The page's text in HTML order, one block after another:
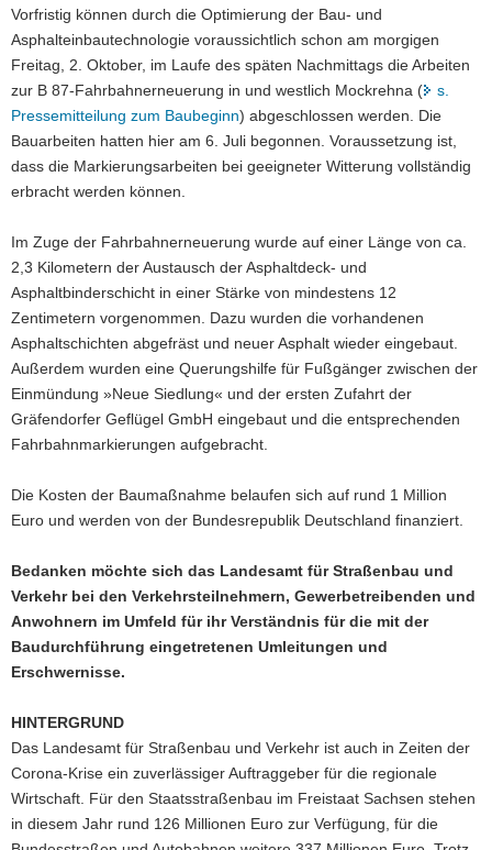
a
v
i
g
a
t
i
o
Vorfristig können durch die Optimierung der Bau- und
Asphalteinbautechnologie voraussichtlich schon am morgigen
Freitag, 2. Oktober, im Laufe des späten Nachmittags die Arbeiten
zur B 87-Fahrbahnerneuerung in und westlich Mockrehna (
s.
Pressemitteilung zum Baubeginn) abgeschlossen werden. Die
Bauarbeiten hatten hier am 6. Juli begonnen. Voraussetzung ist,
dass die Markierungsarbeiten bei geeigneter Witterung vollständig
erbracht werden können.
Im Zuge der Fahrbahnerneuerung wurde auf einer Länge von ca.
2,3 Kilometern der Austausch der Asphaltdeck- und
Asphaltbinderschicht in einer Stärke von mindestens 12
Zentimetern vorgenommen. Dazu wurden die vorhandenen
Asphaltschichten abgefräst und neuer Asphalt wieder eingebaut.
Außerdem wurden eine Querungshilfe für Fußgänger zwischen der
Einmündung »Neue Siedlung« und der ersten Zufahrt der
Gräfendorfer Geflügel GmbH eingebaut und die entsprechenden
Fahrbahnmarkierungen aufgebracht.
Die Kosten der Baumaßnahme belaufen sich auf rund 1 Million
Euro und werden von der Bundesrepublik Deutschland finanziert.
Bedanken möchte sich das Landesamt für Straßenbau und
Verkehr bei den Verkehrsteilnehmern, Gewerbetreibenden und
Anwohnern im Umfeld für ihr Verständnis für die mit der
Baudurchführung eingetretenen Umleitungen und
Erschwernisse.
HINTERGRUND
Das Landesamt für Straßenbau und Verkehr ist auch in Zeiten der
Corona-Krise ein zuverlässiger Auftraggeber für die regionale
Wirtschaft. Für den Staatsstraßenbau im Freistaat Sachsen stehen
in diesem Jahr rund 126 Millionen Euro zur Verfügung, für die